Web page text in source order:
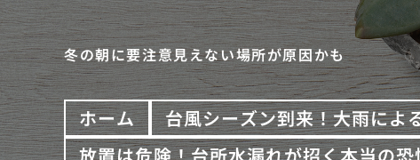
冬の朝に要注意見えない場所が原因かも
ホーム 台風シーズン到来！大雨によ